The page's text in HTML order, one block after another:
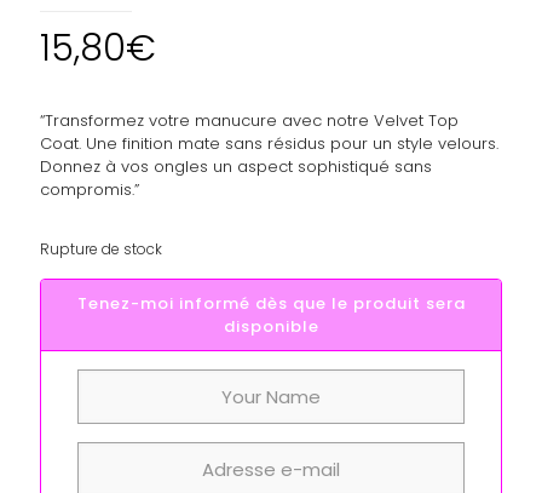
15,80€
“Transformez votre manucure avec notre Velvet Top
Coat. Une finition mate sans résidus pour un style velours.
Donnez à vos ongles un aspect sophistiqué sans
compromis.”
Rupture de stock
Tenez-moi informé dès que le produit sera
disponible